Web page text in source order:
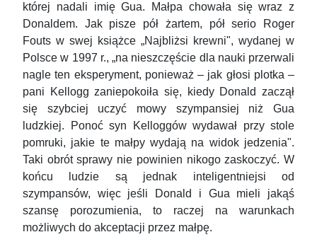
której nadali imię Gua. Małpa chowała się wraz z
Donaldem. Jak pisze pół żartem, pół serio Roger
Fouts w swej książce „Najbliżsi krewni", wydanej w
Polsce w 1997 r., „na nieszczęście dla nauki przerwali
nagle ten eksperyment, ponieważ – jak głosi plotka –
pani Kellogg zaniepokoiła się, kiedy Donald zaczął
się szybciej uczyć mowy szympansiej niż Gua
ludzkiej. Ponoć syn Kelloggów wydawał przy stole
pomruki, jakie te małpy wydają na widok jedzenia".
Taki obrót sprawy nie powinien nikogo zaskoczyć. W
końcu ludzie są jednak inteligentniejsi od
szympansów, więc jeśli Donald i Gua mieli jakąś
szansę porozumienia, to raczej na warunkach
możliwych do akceptacji przez małpę.